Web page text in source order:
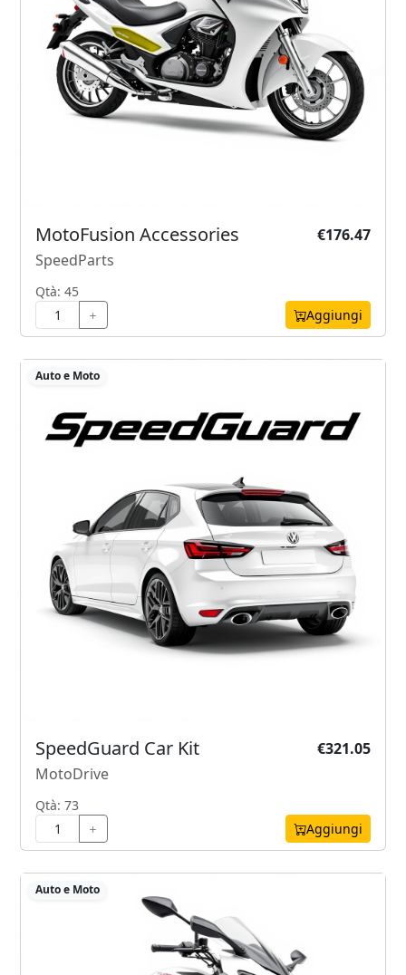
MotoFusion Accessories
SpeedParts
€176.47
Qtà: 45
Aggiungi
Auto e Moto
SpeedGuard Car Kit
MotoDrive
€321.05
Qtà: 73
Aggiungi
Auto e Moto